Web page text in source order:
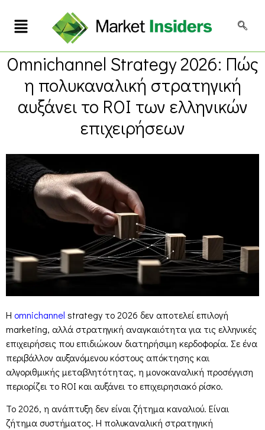
Omnichannel Strategy 2026: Πώς
η πολυκαναλική στρατηγική
αυξάνει το ROI των ελληνικών
επιχειρήσεων
Η omnichannel strategy το 2026 δεν αποτελεί επιλογή
marketing, αλλά στρατηγική αναγκαιότητα για τις ελληνικές
επιχειρήσεις που επιδιώκουν διατηρήσιμη κερδοφορία. Σε ένα
περιβάλλον αυξανόμενου κόστους απόκτησης και
αλγοριθμικής μεταβλητότητας, η μονοκαναλική προσέγγιση
περιορίζει το ROI και αυξάνει το επιχειρησιακό ρίσκο.
Το 2026, η ανάπτυξη δεν είναι ζήτημα καναλιού. Είναι
ζήτημα συστήματος. Η πολυκαναλική στρατηγική